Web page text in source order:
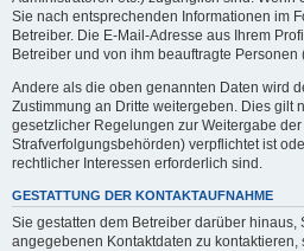
Sie nach entsprechenden Informationen im
Betreiber. Die E-Mail-Adresse aus Ihrem
Betreiber und von ihm beauftragte Personen
Andere als die oben genannten Daten wird
Zustimmung an Dritte weitergeben. Dies gilt
gesetzlicher Regelungen zur Weitergabe der
Strafverfolgungsbehörden) verpflichtet ist
rechtlicher Interessen erforderlich sind.
GESTATTUNG DER KONTAKTAUFNAHME
Sie gestatten dem Betreiber darüber hinaus,
angegebenen Kontaktdaten zu kontaktieren,